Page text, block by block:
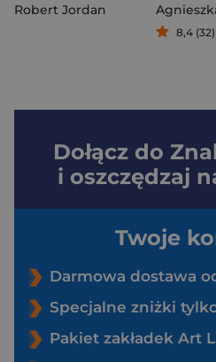
Robert Jordan
8,4 (32)
Dołącz do
i oszczędzaj
Twoje
Darmowa dostawa
Specjalne zniżki
Pakiet zakładek Art